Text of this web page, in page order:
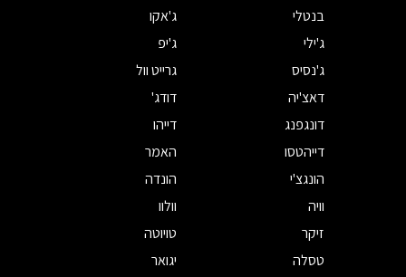
בנטלי
ג'אקו
ג'ילי
ג'יפ
ג'נסיס
גרייט וול
דאצ'יה
דודג'
דונגפנג
דייהו
דייהטסו
האמר
הונגצ'י
הונדה
וויה
וולוו
זיקר
טויוטה
טסלה
יגואר